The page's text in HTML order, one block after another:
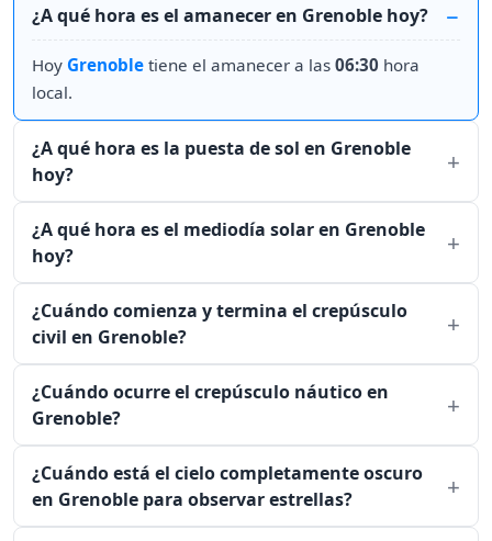
¿A qué hora es el amanecer en Grenoble hoy?
Hoy Grenoble tiene el amanecer a las 06:30 hora
local.
¿A qué hora es la puesta de sol en Grenoble
hoy?
¿A qué hora es el mediodía solar en Grenoble
hoy?
¿Cuándo comienza y termina el crepúsculo
civil en Grenoble?
¿Cuándo ocurre el crepúsculo náutico en
Grenoble?
¿Cuándo está el cielo completamente oscuro
en Grenoble para observar estrellas?